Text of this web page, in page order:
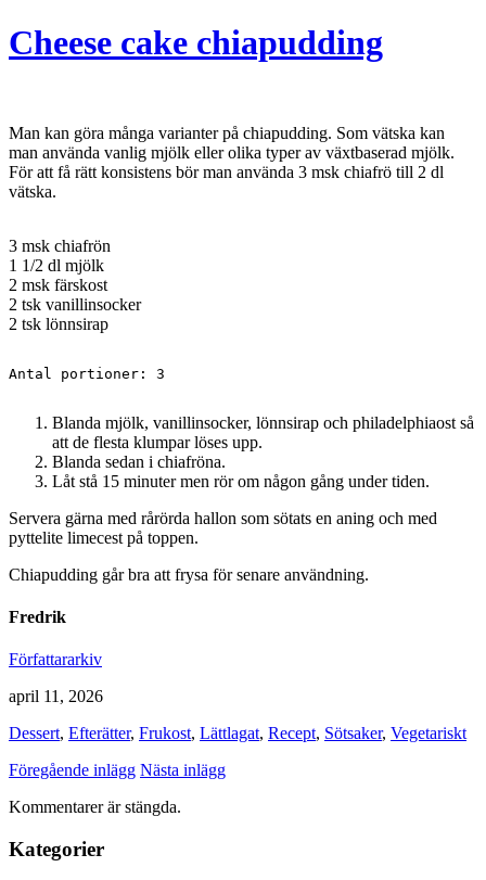
Cheese cake chiapudding
Man kan göra många varianter på chiapudding. Som vätska kan
man använda vanlig mjölk eller olika typer av växtbaserad mjölk.
För att få rätt konsistens bör man använda 3 msk chiafrö till 2 dl
vätska.
3 msk chiafrön
1 1/2 dl mjölk
2 msk färskost
2 tsk vanillinsocker
2 tsk lönnsirap
Antal portioner: 3
Blanda mjölk, vanillinsocker, lönnsirap och philadelphiaost så
att de flesta klumpar löses upp.
Blanda sedan i chiafröna.
Låt stå 15 minuter men rör om någon gång under tiden.
Servera gärna med rårörda hallon som sötats en aning och med
pyttelite limecest på toppen.
Chiapudding går bra att frysa för senare användning.
Fredrik
Författararkiv
april 11, 2026
Dessert, Efterätter, Frukost, Lättlagat, Recept, Sötsaker, Vegetariskt
Föregående inlägg Nästa inlägg
Kommentarer är stängda.
Kategorier